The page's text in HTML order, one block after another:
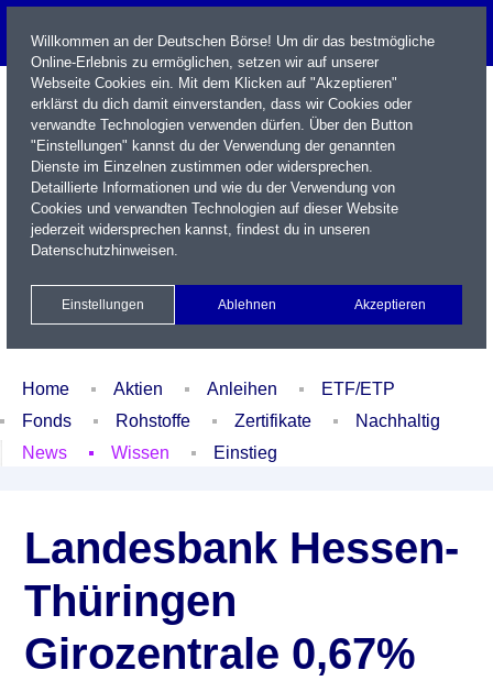
Name / WKN / ISIN / Kürzel
Xetra Realtime
Watchlist Portfolio Login
Home Aktien Anleihen
ETF/ETP
Fonds
Rohstoffe Zertifikate
Nachhaltig
News
Wissen Einstieg
Landesbank Hessen-
Thüringen
Girozentrale 0,67%
Willkommen an der Deutschen Börse! Um dir das bestmögliche
Online-Erlebnis zu ermöglichen, setzen wir auf unserer
Webseite Cookies ein. Mit dem Klicken auf "Akzeptieren"
erklärst du dich damit einverstanden, dass wir Cookies oder
verwandte Technologien verwenden dürfen. Über den Button
"Einstellungen" kannst du der Verwendung der genannten
Dienste im Einzelnen zustimmen oder widersprechen.
Detaillierte Informationen und wie du der Verwendung von
Cookies und verwandten Technologien auf dieser Website
jederzeit widersprechen kannst, findest du in unseren
Datenschutzhinweisen.
Einstellungen Ablehnen Akzeptieren